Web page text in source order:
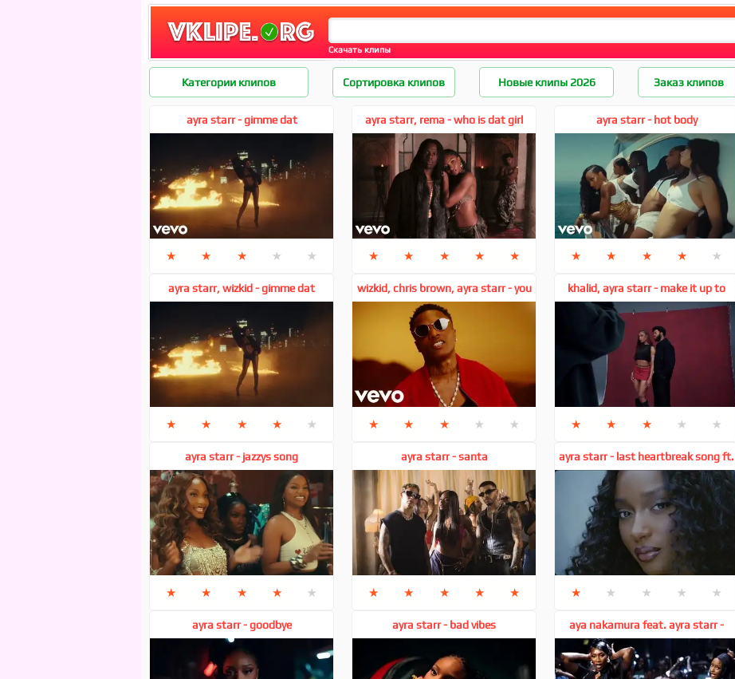
Скачать клипы
Ayra Starr
Категории клипов Сортировка клипов Новые клипы 2026 Заказ клипов
ayra starr - gimme dat
★ ★ ★ ★ ★
ayra starr, rema - who is dat girl
★ ★ ★ ★ ★
ayra starr - hot body
★ ★ ★ ★ ★
ayra starr, wizkid - gimme dat
★ ★ ★ ★ ★
wizkid, chris brown, ayra starr - you
★ ★ ★ ★ ★
khalid, ayra starr - make it up to
★ ★ ★ ★ ★
ayra starr - jazzys song
★ ★ ★ ★ ★
ayra starr - santa
★ ★ ★ ★ ★
ayra starr - last heartbreak song ft.
giveon
★ ★ ★ ★ ★
ayra starr - goodbye ayra starr - bad vibes
aya nakamura feat. ayra starr -